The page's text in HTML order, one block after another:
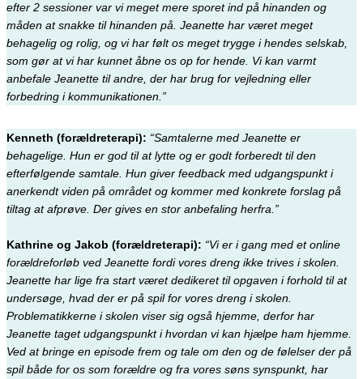
efter 2 sessioner var vi meget mere sporet ind på hinanden og
måden at snakke til hinanden på. Jeanette har været meget
behagelig og rolig, og vi har følt os meget trygge i hendes selskab,
som gør at vi har kunnet åbne os op for hende. Vi kan varmt
anbefale Jeanette til andre, der har brug for vejledning eller
forbedring i kommunikationen.”
Kenneth (forældreterapi): “Samtalerne med Jeanette er
behagelige. Hun er god til at lytte og er godt forberedt til den
efterfølgende samtale. Hun giver feedback med udgangspunkt i
anerkendt viden på området og kommer med konkrete forslag på
tiltag at afprøve. Der gives en stor anbefaling herfra.”
Kathrine og Jakob (forældreterapi): “Vi er i gang med et online
forældreforløb ved Jeanette fordi vores dreng ikke trives i skolen.
Jeanette har lige fra start været dedikeret til opgaven i forhold til at
undersøge, hvad der er på spil for vores dreng i skolen.
Problematikkerne i skolen viser sig også hjemme, derfor har
Jeanette taget udgangspunkt i hvordan vi kan hjælpe ham hjemme.
Ved at bringe en episode frem og tale om den og de følelser der på
spil både for os som forældre og fra vores søns synspunkt, har